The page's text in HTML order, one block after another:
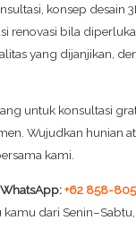
konsep desain
renovasi bila
yang dijanjikan,
untuk konsultasi
Wujudkan hunian
kami.
+62 858-
dari